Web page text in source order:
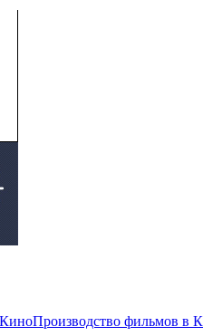
Производство фильмов в